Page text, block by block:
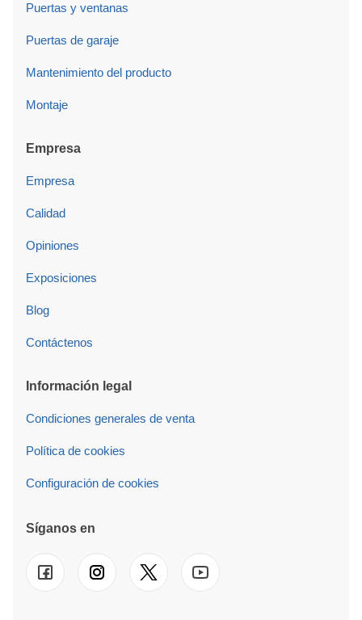
Puertas y ventanas
Puertas de garaje
Mantenimiento del producto
Montaje
Empresa
Empresa
Calidad
Opiniones
Exposiciones
Blog
Contáctenos
Información legal
Condiciones generales de venta
Política de cookies
Configuración de cookies
Síganos en